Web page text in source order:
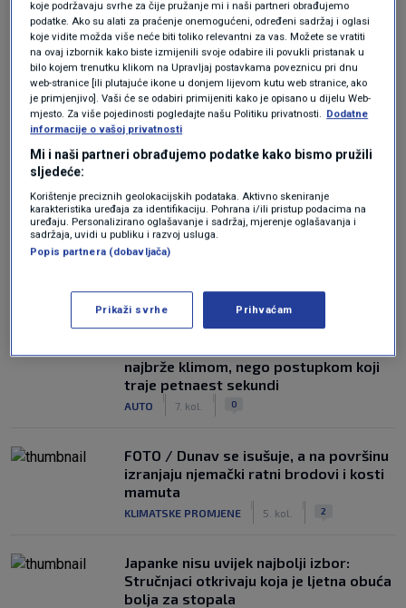
Oglas
NAJČITANIJE
najbrže klimom, nego postupkom koji
traje petnaest sekundi
AUTO 7. kol. 0
FOTO / Dunav se isušuje, a na površinu
izranjaju njemački ratni brodovi i kosti
mamuta
KLIMATSKE PROMJENE 5. kol. 2
Japanke nisu uvijek najbolji izbor:
Stručnjaci otkrivaju koja je ljetna obuća
bolja za stopala
koje podržavaju svrhe za čije pružanje mi i naši partneri obrađujemo
podatke. Ako su alati za praćenje onemogućeni, određeni sadržaj i oglasi
koje vidite možda više neće biti toliko relevantni za vas. Možete se vratiti
na ovaj izbornik kako biste izmijenili svoje odabire ili povukli pristanak u
bilo kojem trenutku klikom na Upravljaj postavkama poveznicu pri dnu
web-stranice [ili plutajuće ikone u donjem lijevom kutu web stranice, ako
je primjenjivo]. Vaši će se odabiri primijeniti kako je opisano u dijelu Web-
mjesto. Za više pojedinosti pogledajte našu Politiku privatnosti. Dodatne
informacije o vašoj privatnosti
Mi i naši partneri obrađujemo podatke kako bismo pružili
sljedeće:
Korištenje preciznih geolokacijskih podataka. Aktivno skeniranje
karakteristika uređaja za identifikaciju. Pohrana i/ili pristup podacima na
uređaju. Personalizirano oglašavanje i sadržaj, mjerenje oglašavanja i
sadržaja, uvidi u publiku i razvoj usluga.
Popis partnera (dobavljača)
Prikaži svrhe Prihvaćam